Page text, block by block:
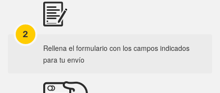
2
Rellena el formulario con los campos indicados
para tu envío